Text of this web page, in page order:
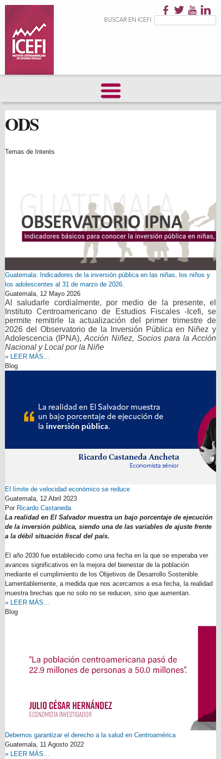
principalFormulario de
BUSCAR EN ICEFI:
ODS
Temas de Interés
Guatemala: Indicadores de la inversión pública en las niñas, los niños y
los adolescentes al 31 de marzo de 2026.
Guatemala, 12 Mayo 2026
Al saludarle cordialmente, por medio de la presente, el
Instituto Centroamericano de Estudios Fiscales -Icefi, se
permite remitirle la actualización del primer trimestre de
2026 del Observatorio de la Inversión Pública en Niñez y
Adolescencia (IPNA), Acción Niñez, Socios para la Acción
Nacional y Local por la Niñe
» LEER MÁS...
Blog
El límite de velocidad económico se reduce
Guatemala, 12 Abril 2023
Por Ricardo Castaneda
La realidad en El Salvador muestra un bajo porcentaje de ejecución
de la inversión pública, siendo una de las variables de ajuste frente
a la débil situación fiscal del país.
El año 2030 fue establecido como una fecha en la que se esperaba ver
avances significativos en la mejora del bienestar de la población
mediante el cumplimiento de los Objetivos de Desarrollo Sostenible.
Lamentablemente, a medida que nos acercamos a esa fecha, la realidad
muestra brechas que no solo no se reducen, sino que aumentan.
» LEER MÁS...
Blog
Debemos garantizar el derecho a la salud en Centroamérica
Guatemala, 11 Agosto 2022
» LEER MÁS...